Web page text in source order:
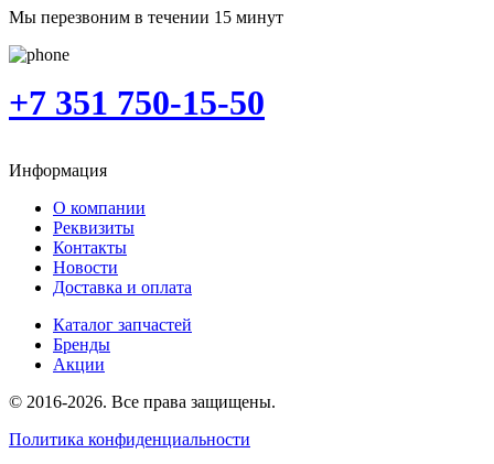
Мы перезвоним в течении 15 минут
+7 351 750-15-50
Информация
О компании
Реквизиты
Контакты
Новости
Доставка и оплата
Каталог запчастей
Бренды
Акции
© 2016-2026. Все права защищены.
Политика конфиденциальности